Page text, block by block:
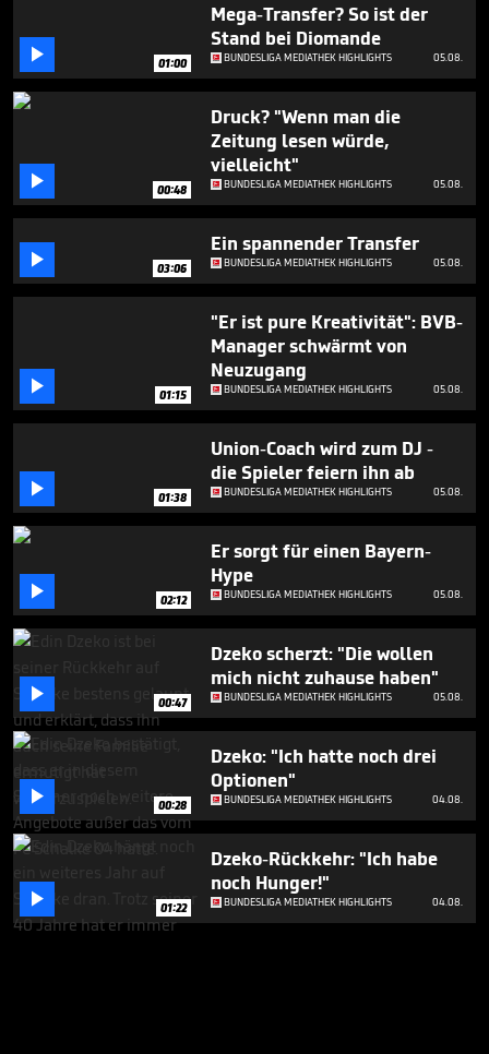
seconds
 01:00
Mega-Transfer? So ist der
Stand bei Diomande
BUNDESLIGA MEDIATHEK HIGHLIGHTS 05.08.
 00:48
Druck? "Wenn man die
Zeitung lesen würde,
vielleicht"
BUNDESLIGA MEDIATHEK HIGHLIGHTS 05.08.
 03:06
Ein spannender Transfer
BUNDESLIGA MEDIATHEK HIGHLIGHTS 05.08.
 01:15
"Er ist pure Kreativität": BVB-
Manager schwärmt von
Neuzugang
BUNDESLIGA MEDIATHEK HIGHLIGHTS 05.08.
 01:38
Union-Coach wird zum DJ -
die Spieler feiern ihn ab
BUNDESLIGA MEDIATHEK HIGHLIGHTS 05.08.
 02:12
Er sorgt für einen Bayern-
Hype
BUNDESLIGA MEDIATHEK HIGHLIGHTS 05.08.
 00:47
Dzeko scherzt: "Die wollen
mich nicht zuhause haben"
BUNDESLIGA MEDIATHEK HIGHLIGHTS 05.08.
 00:28
Dzeko: "Ich hatte noch drei
Optionen"
BUNDESLIGA MEDIATHEK HIGHLIGHTS 04.08.
 01:22
Dzeko-Rückkehr: "Ich habe
noch Hunger!"
BUNDESLIGA MEDIATHEK HIGHLIGHTS 04.08.